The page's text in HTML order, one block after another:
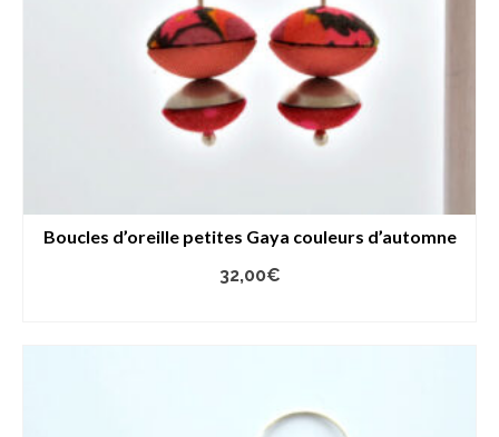
Boucles d’oreille petites Gaya couleurs d’automne
32,00€